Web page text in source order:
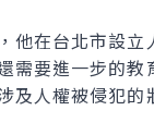
在台北市設立
需要進一步的教
及人權被侵犯的